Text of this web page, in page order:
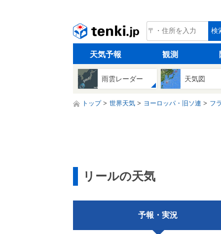
tenki.jp 検
天気予報 観測
雨雲レーダー 天気図
トップ 世界天気 ヨーロッパ・旧ソ連 フ
リールの天気
予報・実況